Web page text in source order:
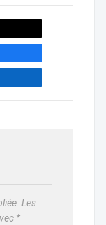
Les
*